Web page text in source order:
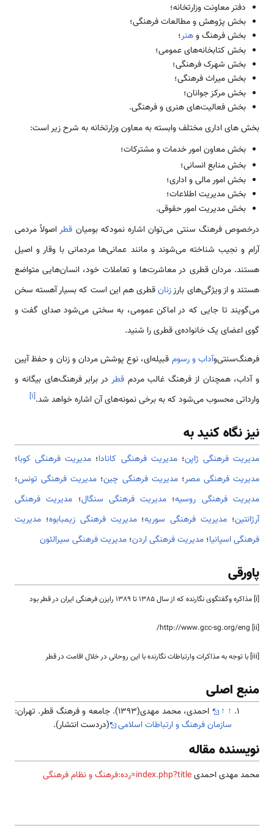
دفتر معاونت وزارتخانه؛
بخش پژوهش و مطالعات فرهنگی؛
بخش فرهنگ وهنر؛
بخش کتابخانه‌های عمومی؛
بخش شهرک فرهنگی؛
بخش میراث فرهنگی؛
بخش مرکز جوانان؛
بخش فعالیت‌های هنری و فرهنگی.
بخش های اداری مختلف وابسته به معاون وزارتخانه به شرح زیر است:
بخش معاون امور خدمات و مشترکات؛
بخش منابع انسانی؛
بخش امور مالی و اداری؛
بخش مدیریت اطلاعات؛
بخش مدیریت امور حقوقی.
درخصوص فرهنگ سنتی می‌توان اشاره نمودکه بومیان قطراصولاً مردمی
آرام و نجیب شناخته می‌شوند و مانند عمانی‌ها مردمانی با وقار و اصیل
هستند. مردان قطری در معاشرت‌ها و تعاملات خود، انسان‌هایی متواضع
هستند و از ویژگی‌های بارززنانقطری هم این است که بسیار آهسته سخن
می‌گویند تا جایی که در اماکن عمومی، به سختی می‌شود صدای گفت و
گوی اعضای یک خانواده‌ی قطری را شنید.
فرهنگ‌سنتی‌وآداب و رسوم قبیله‌ای، نوع پوشش مردان و زنان و حفظ آیین
و آداب، همچنان از فرهنگ غالب مردمقطر در برابر فرهنگ‌های بیگانه و
وارداتی محسوب می‌شود که به برخی نمونه‌های آن اشاره خواهد شد.[۱]
نیز نگاه کنید به
مدیریت فرهنگی ژاپن؛مدیریت فرهنگی کانادا؛ مدیریت فرهنگی کوبا؛
مدیریت فرهنگی مصر؛مدیریت فرهنگی چین؛ مدیریت فرهنگی تونس؛
مدیریت فرهنگی روسیه؛ مدیریت فرهنگی سنگال؛ مدیریت فرهنگی
آرژانتین؛ مدیریت فرهنگی سوریه؛مدیریت فرهنگی زیمبابوه؛ مدیریت
فرهنگی اسپانیا؛ مدیریت فرهنگی اردن؛ مدیریت فرهنگی سیرالئون
پاورقی
[i] مذاکره وگفتگوی نگارنده که از سال 1385 تا 1389 رایزن فرهنگی ایران در قطر بود
[ii] http://www.gcc-sg.org/eng/
[iii] با توجه به مذاکرات وارتباطات نگارنده با این روحانی در خلال اقامت در قطر
منبع اصلی
↑
↑
احمدی، محمد مهدی(1393). جامعه و فرهنگ قطر. تهران:
سازمان فرهنگ و ارتباطات اسلامی
(دردست انتشار).
نویسنده مقاله
محمد مهدی احمدیindex.php?title=رده:فرهنگ و نظام فرهنگی